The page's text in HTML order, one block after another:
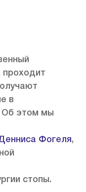
проходит
в
Об этом мы
Фогеля,
стопы.